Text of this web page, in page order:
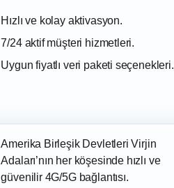
Hızlı ve kolay aktivasyon.
7/24 aktif müşteri hizmetleri.
Uygun fiyatlı veri paketi seçenekleri.
Amerika Birleşik Devletleri Virjin
Adaları’nın her köşesinde hızlı ve
güvenilir 4G/5G bağlantısı.